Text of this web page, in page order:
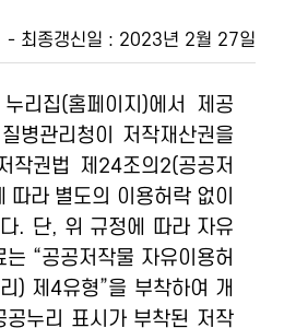
- 최종갱신일 : 2023년 2월 27일
리집(홈페이지)에서 제공
병관리청이 저작재산권을
작권법 제24조의2(공공저
따라 별도의 이용허락 없이
. 단, 위 규정에 따라 자유
“공공저작물 자유이용허
) 제4유형”을 부착하여 개
공누리 표시가 부착된 저작